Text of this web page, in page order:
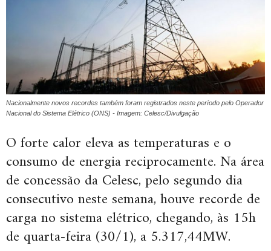
Nacionalmente novos recordes também foram registrados neste período pelo Operador
Nacional do Sistema Elétrico (ONS) - Imagem: Celesc/Divulgação
O forte calor eleva as temperaturas e o
consumo de energia reciprocamente. Na área
de concessão da Celesc, pelo segundo dia
consecutivo neste semana, houve recorde de
carga no sistema elétrico, chegando, às 15h
de quarta-feira (30/1), a 5.317,44MW.